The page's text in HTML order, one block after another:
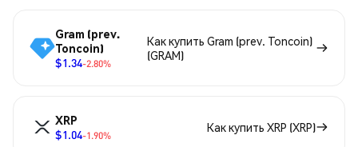
Gram (prev.
Toncoin)
$1.34-2.80%
Как купить Gram (prev. Toncoin)
(GRAM)
XRP
$1.04-1.90%
Как купить XRP (XRP)